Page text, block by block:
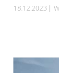
18.12.2023